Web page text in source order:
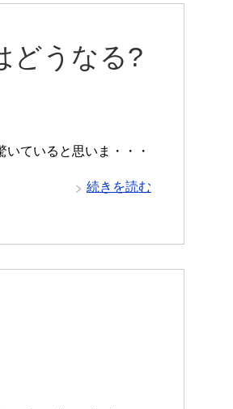
どうなる?
ていると思いま・・・
続きを読む